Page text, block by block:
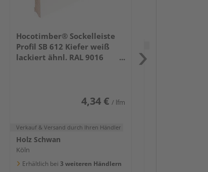
Hocotimber® Sockelleiste
Profil SB 612 Kiefer weiß
lackiert ähnl. RAL 9016
4,34 € / lfm
Verkauf & Versand durch Ihren Händler
Holz Schwan
Köln
Erhältlich bei 3 weiteren Händlern